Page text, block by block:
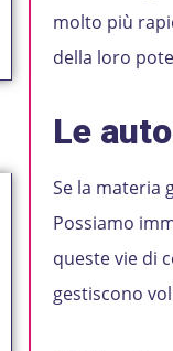
molto più
della loro
Le
Se la materia
Possiamo
queste vie di
gestiscono